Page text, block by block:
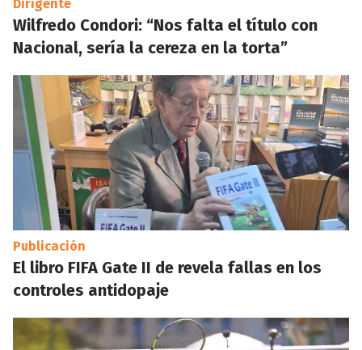
Dirigente
Wilfredo Condori: “Nos falta el título con
Nacional, sería la cereza en la torta”
Publicación
El libro FIFA Gate II de revela fallas en los
controles antidopaje